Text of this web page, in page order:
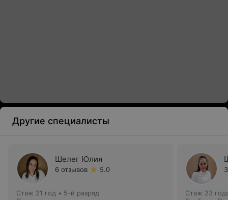
Другие специалисты
Шелег Юлия
6 отзывов 5.0
Стаж 21 год • 5-й разряд
Стаж 23